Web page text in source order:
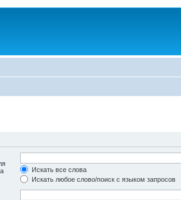
Искать все слова
Искать любое слово/поиск с языком запросов